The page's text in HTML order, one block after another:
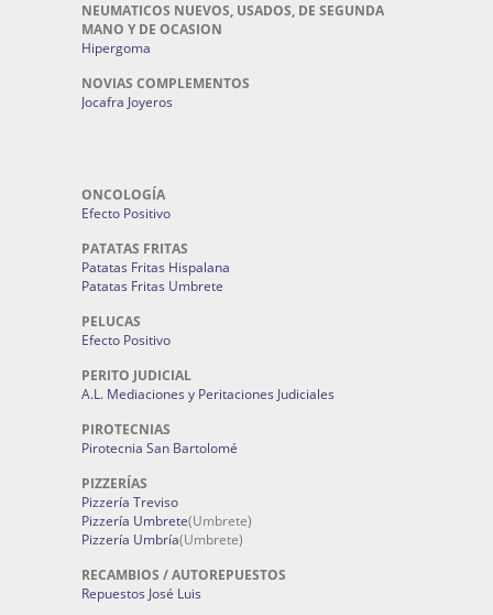
NEUMATICOS NUEVOS, USADOS, DE SEGUNDA
MANO Y DE OCASION
Hipergoma
NOVIAS COMPLEMENTOS
Jocafra Joyeros
ONCOLOGÍA
Efecto Positivo
PATATAS FRITAS
Patatas Fritas Hispalana
Patatas Fritas Umbrete
PELUCAS
Efecto Positivo
PERITO JUDICIAL
A.L. Mediaciones y Peritaciones Judiciales
PIROTECNIAS
Pirotecnia San Bartolomé
PIZZERÍAS
Pizzería Treviso
Pizzería Umbrete(Umbrete)
Pizzería Umbría(Umbrete)
RECAMBIOS / AUTOREPUESTOS
Repuestos José Luis